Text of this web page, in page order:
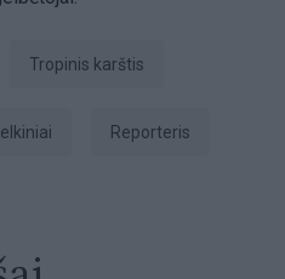
tropinis karštis
Reporteris